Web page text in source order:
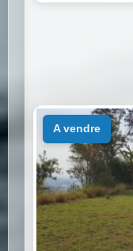
a vendre